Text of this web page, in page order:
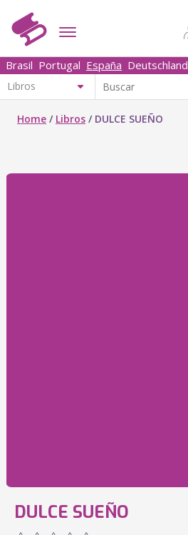
Brasil Portugal España Deutschland
Home / Libros / DULCE SUEÑO
DULCE SUEÑO